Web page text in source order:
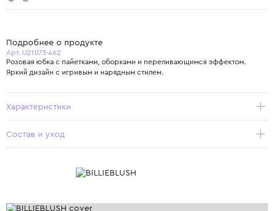
Подробнее о продукте
Арт. U21073-462
Розовая юбка с пайетками, оборками и переливающимся эффектом.
Яркий дизайн с игривым и нарядным стилем.
Характеристики
Состав и уход